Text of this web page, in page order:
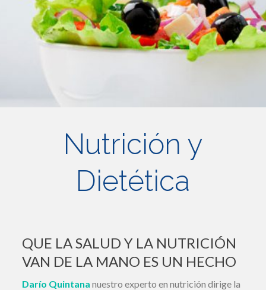
Nutrición y
Dietética
QUE LA SALUD Y LA NUTRICIÓN
VAN DE LA MANO ES UN HECHO
Darío Quintana nuestro experto en nutrición dirige la